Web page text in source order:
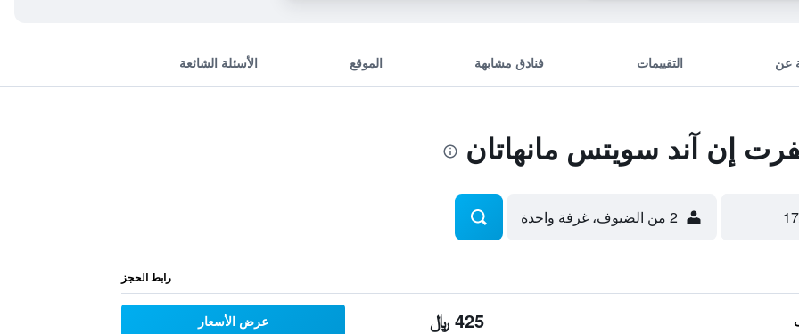
عن التقييمات فنادق مشابهة الموقع الأسئلة الشائعة
إن آند سويتس مانهاتان
2 من الضيوف، غرفة واحدة
رابط الحجز
425 ﷼ عرض الأسعار